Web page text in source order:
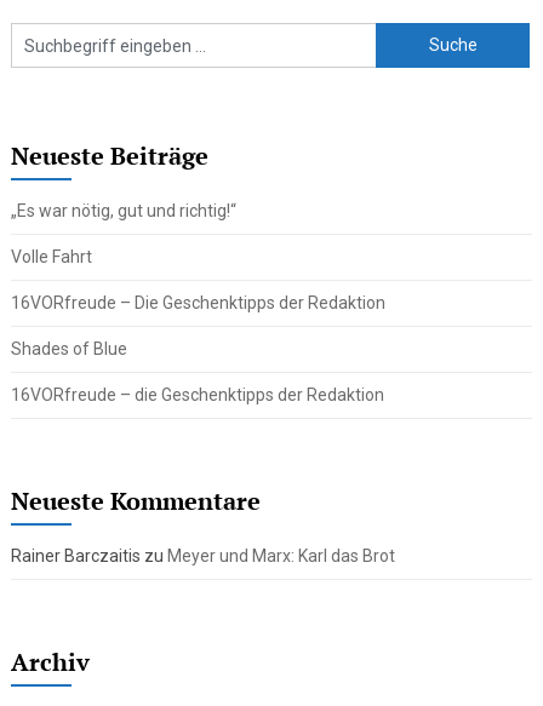
Neueste Beiträge
„Es war nötig, gut und richtig!“
Volle Fahrt
16VORfreude – Die Geschenktipps der Redaktion
Shades of Blue
16VORfreude – die Geschenktipps der Redaktion
Neueste Kommentare
Rainer Barczaitis zu Meyer und Marx: Karl das Brot
Archiv